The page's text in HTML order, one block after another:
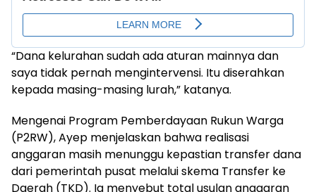
“Dana kelurahan sudah ada aturan mainnya dan
saya tidak pernah mengintervensi. Itu diserahkan
kepada masing-masing lurah,” katanya.
Mengenai Program Pemberdayaan Rukun Warga
(P2RW), Ayep menjelaskan bahwa realisasi
anggaran masih menunggu kepastian transfer dana
dari pemerintah pusat melalui skema Transfer ke
Daerah (TKD). Ia menyebut total usulan anggaran